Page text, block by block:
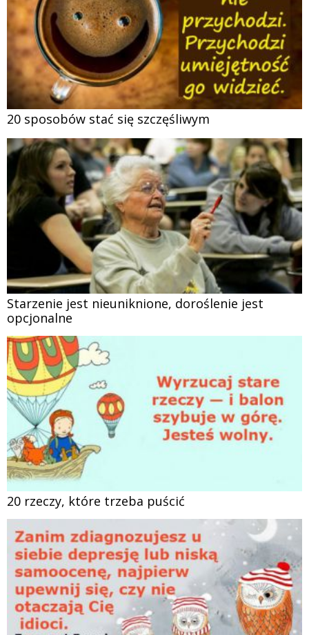
20 sposobów stać się szczęśliwym
Starzenie jest nieuniknione, doroślenie jest
opcjonalne
20 rzeczy, które trzeba puścić